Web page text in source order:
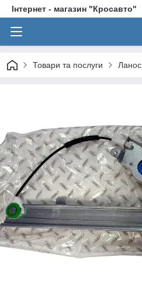
Інтернет - магазин "Кросавто"
Товари та послуги Ланос